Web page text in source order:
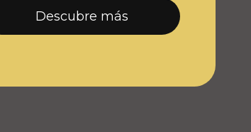
Descubre más